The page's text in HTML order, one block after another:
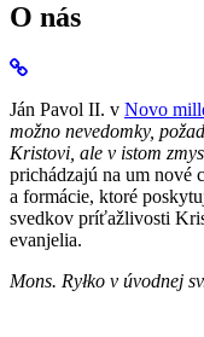
O nás
Ján Pavol II. v Novo
možno nevedomky,
Kristovi, ale v istom
prichádzajú na um nové
a formácie, ktoré
svedkov príťažlivosti
evanjelia.
Mons. Ryłko v úvodnej